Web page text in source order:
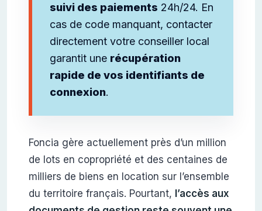
suivi des paiements 24h/24. En
cas de code manquant, contacter
directement votre conseiller local
garantit une récupération
rapide de vos identifiants de
connexion.
Foncia gère actuellement près d’un million
de lots en copropriété et des centaines de
milliers de biens en location sur l’ensemble
du territoire français. Pourtant, l’accès aux